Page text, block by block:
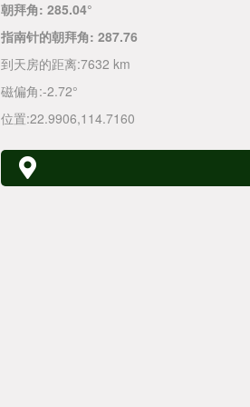
朝拜角: 285.04°
指南针的朝拜角: 287.76
到天房的距离:7632 km
磁偏角:-2.72°
位置:22.9906,114.7160